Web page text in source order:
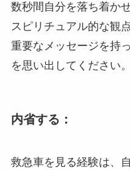
数秒間自分を落ち着か
スピリチュアル的な観
重要なメッセージを持
を思い出してください。
内省する：
救急車を見る経験は、